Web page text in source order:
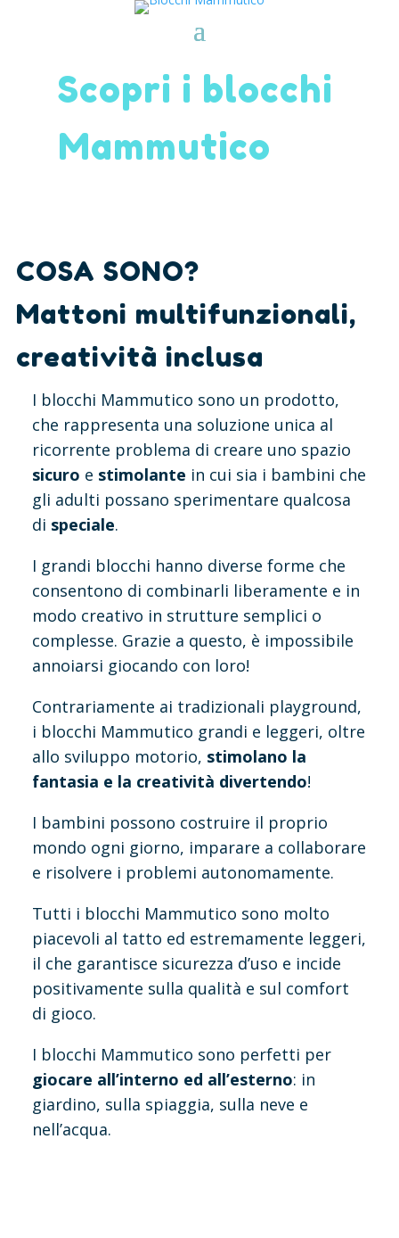
Scopri i blocchi
Mammutico
COSA SONO?
Mattoni multifunzionali,
creatività inclusa
I blocchi Mammutico sono un prodotto,
che rappresenta una soluzione unica al
ricorrente problema di creare uno spazio
sicuro e stimolante in cui sia i bambini che
gli adulti possano sperimentare qualcosa
di speciale.
I grandi blocchi hanno diverse forme che
consentono di combinarli liberamente e in
modo creativo in strutture semplici o
complesse. Grazie a questo, è impossibile
annoiarsi giocando con loro!
Contrariamente ai tradizionali playground,
i blocchi Mammutico grandi e leggeri, oltre
allo sviluppo motorio, stimolano la
fantasia e la creatività divertendo!
I bambini possono costruire il proprio
mondo ogni giorno, imparare a collaborare
e risolvere i problemi autonomamente.
Tutti i blocchi Mammutico sono molto
piacevoli al tatto ed estremamente leggeri,
il che garantisce sicurezza d’uso e incide
positivamente sulla qualità e sul comfort
di gioco.
I blocchi Mammutico sono perfetti per
giocare all’interno ed all’esterno: in
giardino, sulla spiaggia, sulla neve e
nell’acqua.